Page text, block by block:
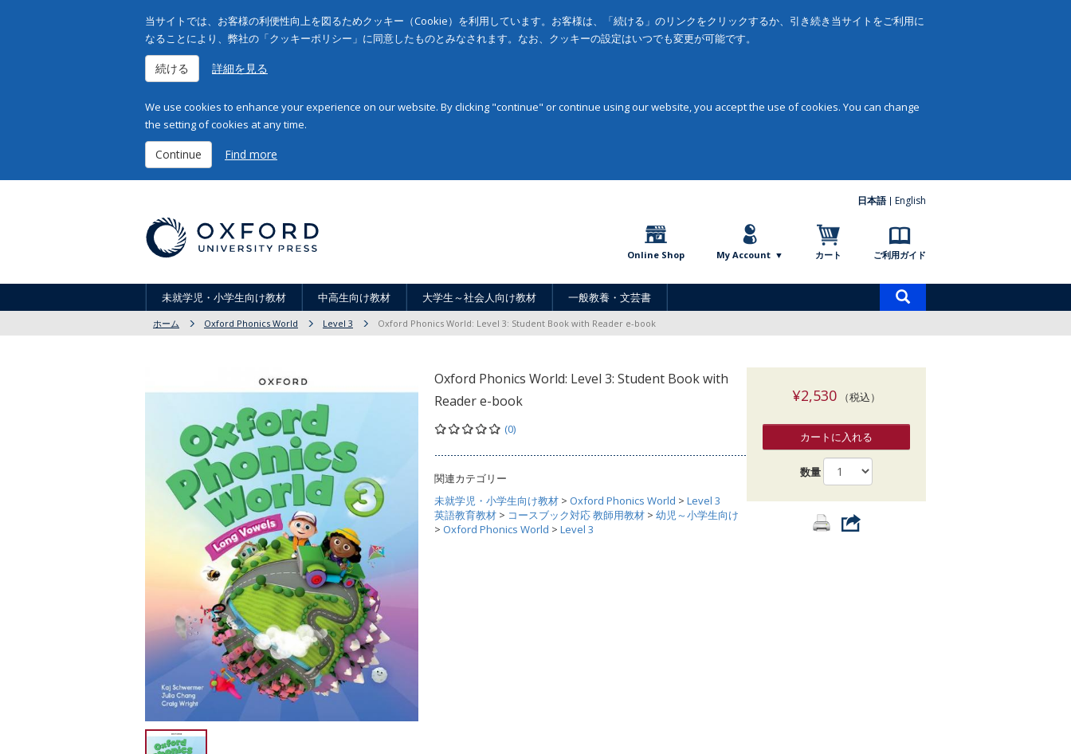
当サイトでは、お客様の利便性向上を図るためクッキー（Cookie）を利用しています。お客様は、「続ける」のリンクをクリックするか、引き続き当サイトをご利用に
なることにより、弊社の「クッキーポリシー」に同意したものとみなされます。なお、クッキーの設定はいつでも変更が可能です。
続ける 詳細を見る
We use cookies to enhance your experience on our website. By clicking "continue" or continue using our website, you accept the use of cookies. You can change
the setting of cookies at any time.
Continue Find more
日本語 English
Online Shop My Account カート ご利用ガイド
未就学児・小学生向け教材 中高生向け教材 大学生～社会人向け教材 一般教養・文芸書
索
ホーム Oxford Phonics World Level 3 Oxford Phonics World: Level 3: Student Book with Reader e-book
Oxford Phonics World: Level 3: Student Book with
Reader e-book
(0)
関連カテゴリー
未就学児・小学生向け教材 > Oxford Phonics World > Level 3
英語教育教材 > コースブック対応 教師用教材 > 幼児～小学生向け
> Oxford Phonics World > Level 3
¥2,530（税込）
カートに入れる
数量